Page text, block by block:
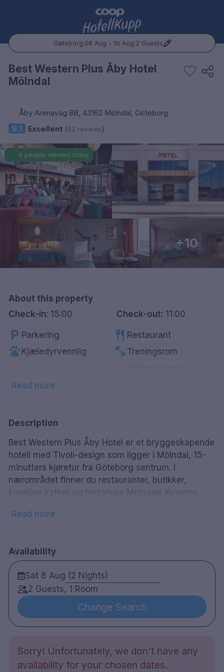
Gøteborg·08 Aug - 10 Aug·2 Guests
Popular Destinations:
Hele Norge
Oslo
Bergen
Trondheim
Hele Sverige
Stockholm
Göteborg
Hele Danmark
Best Western Plus Åby Hotel
Mölndal
Åby Arenaväg 8B, 43162 Mölndal, Göteborg
9.1 Excellent(82 reviews)
6 people viewed today
+10
About this property
Check-in: 15:00 Check-out: 11:00
local_parking Parkering restaurant Restaurant
pets Kjæledyrvennlig fitness_center Treningsrom
smoke_free Røykfrie rom
Read more
Description
Best Western Plus Åby Hotel er et bryggeskapende
hotell med Tivoli-design som ligger i Mölndal, 15-
minutters kjøretur fra Göteborg sentrum. I
nærområdet finner du restauranter, butikker,
koselige kafeer og historiske Mölndals Kvarnby.
til Sveriges svar på London, Göteborg for å besøke
går vi under Åby Arena som er det eneste møte-
og opplevelseskonseptet i Sverige hvor trav,
messe, hotell, mat, treningsstudio og konferanse
ligger i samme område. Dette betyr at du som
gjest ikke har tid til å kjede deg under oppholdet.
Nyt et glass med sprudler i hotellets resepsjon og
bar eller besøk Orangeriet på Restaurant Lyon og
veddeløpsbanen.
Read more
Availability
Sat 8 Aug (2 Nights)
2 Guests, 1 Room
Change Search
Sorry! Unfortunately, we don't have any
availability for your chosen dates.